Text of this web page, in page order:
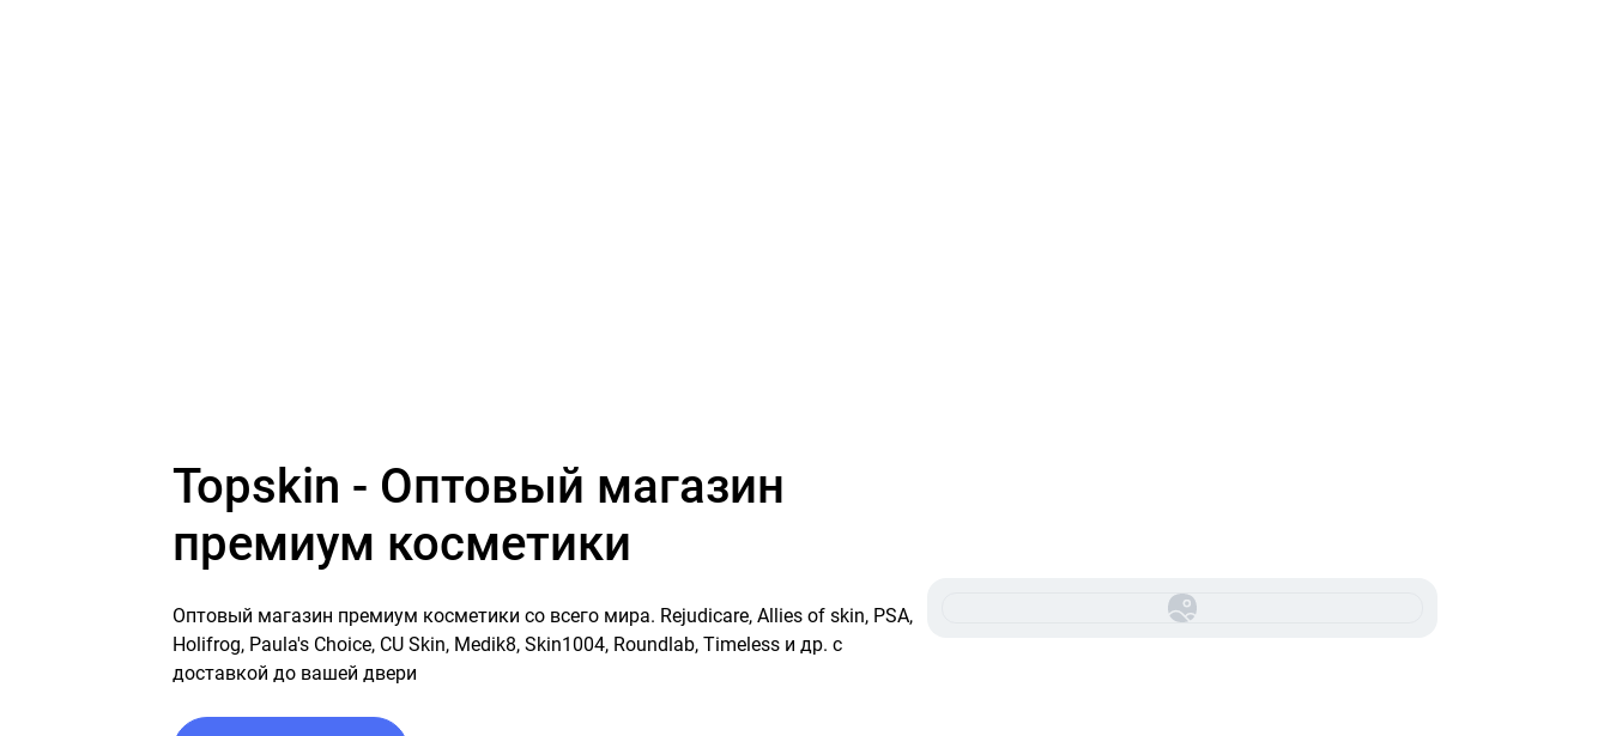
Topskin - Оптовый магазин
премиум косметики
Оптовый магазин премиум косметики со всего мира. Rejudicare, Allies of skin, PSA,
Holifrog, Paula's Choice, CU Skin, Medik8, Skin1004, Roundlab, Timeless и др. с
доставкой до вашей двери